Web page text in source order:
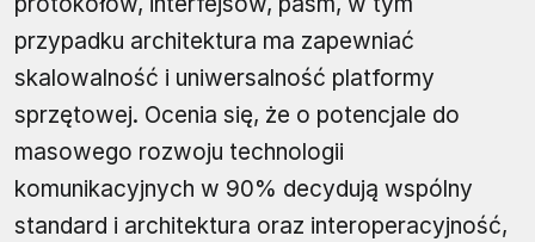
przypadku architektura ma zapewniać
skalowalność i uniwersalność platformy
sprzętowej. Ocenia się, że o potencjale do
masowego rozwoju technologii
komunikacyjnych w 90% decydują wspólny
standard i architektura oraz interoperacyjność,